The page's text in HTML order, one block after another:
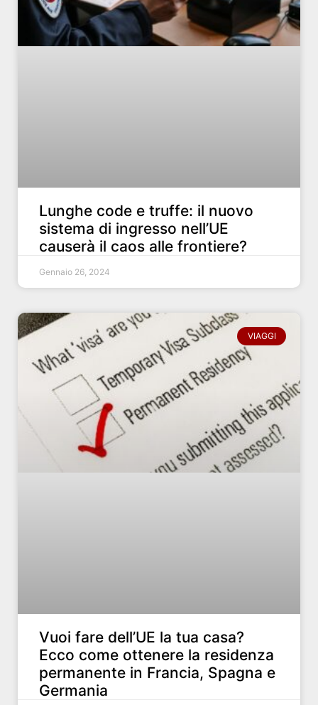
Lunghe code e truffe: il nuovo
sistema di ingresso nell’UE
causerà il caos alle frontiere?
Gennaio 26, 2024
VIAGGI
Vuoi fare dell’UE la tua casa?
Ecco come ottenere la residenza
permanente in Francia, Spagna e
Germania